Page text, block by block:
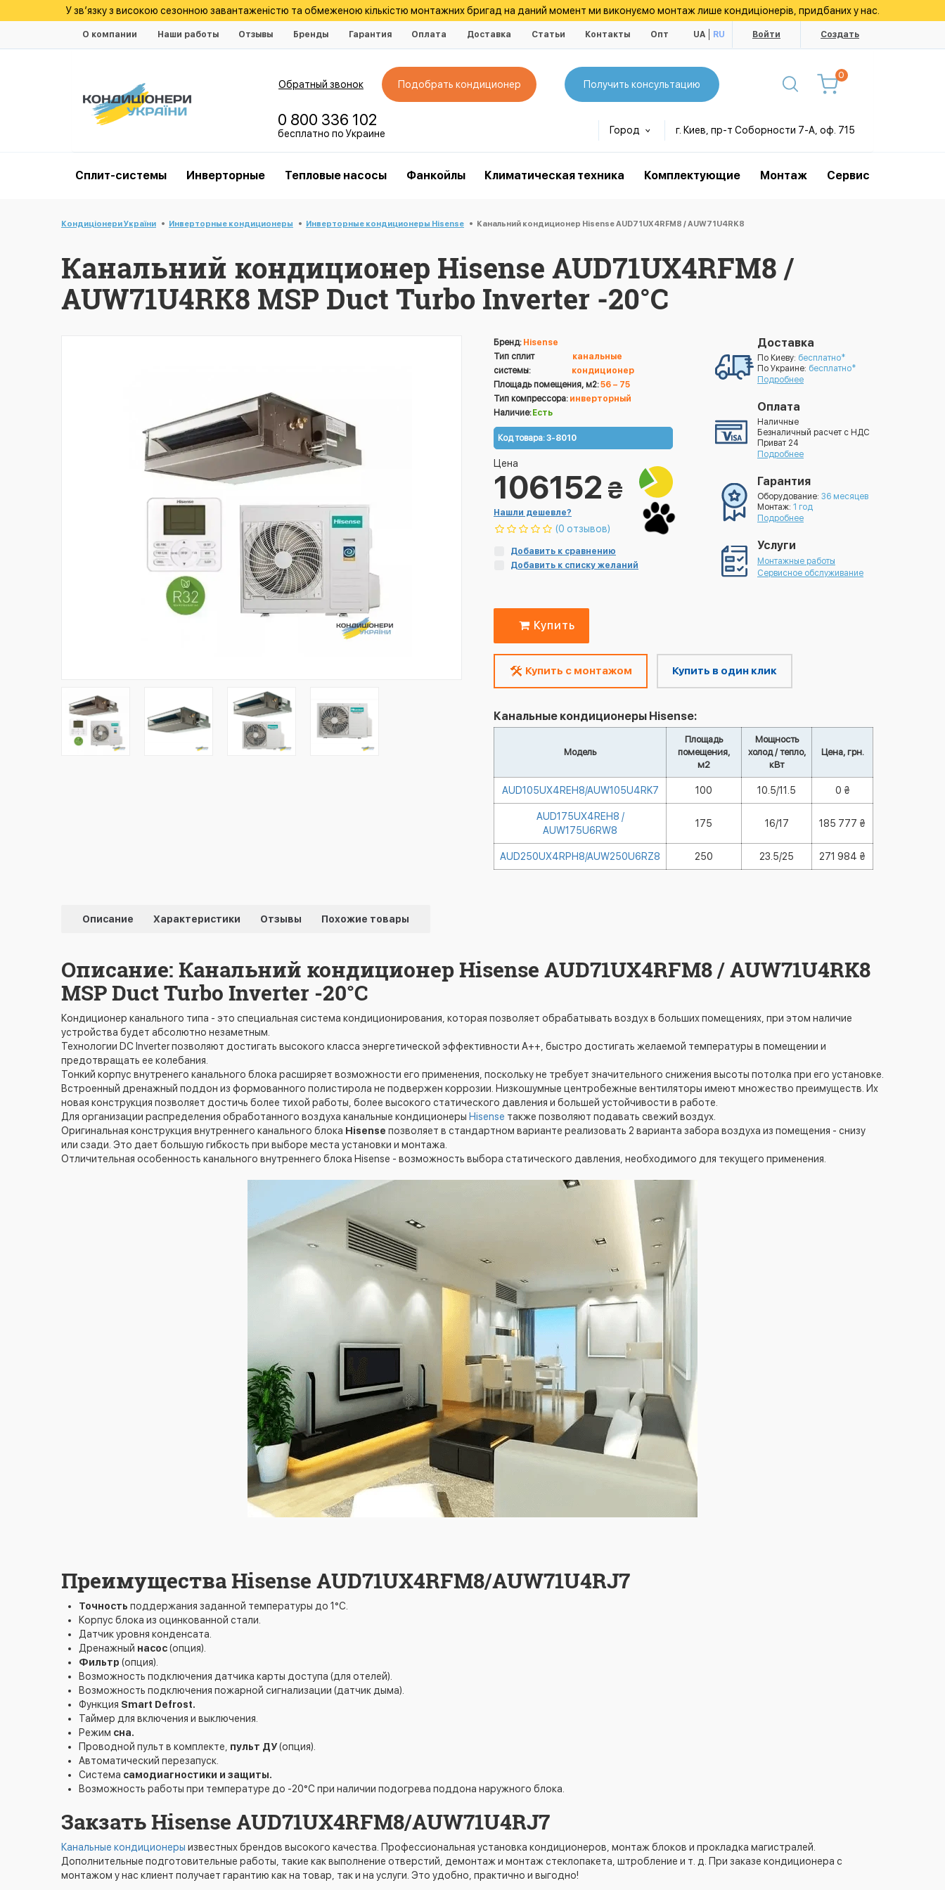
У зв’язку з високою сезонною завантаженістю та обмеженою кількістю монтажних бригад на даний момент ми виконуємо монтаж лише кондиціонерів, придбаних у нас.
О компании Наши работы Отзывы Бренды Гарантия Оплата Доставка Статьи Контакты Опт UA RU Войти Создать
Обратный звонок Подобрать кондиционер Получить консультацию
0
0 800 336 102
бесплатно по Украине Город г. Киев, пр-т Соборности 7-А, оф. 715
Cплит-системы Инверторные Тепловые насосы Фанкойлы Климатическая техника Комплектующие Монтаж Сервис
Кондиціонери України Инверторные кондиционеры Инверторные кондиционеры Hisense Канальний кондиционер Hisense AUD71UX4RFM8 / AUW71U4RK8
Канальний кондиционер Hisense AUD71UX4RFM8 /
AUW71U4RK8 MSP Duct Turbo Inverter -20°С
Бренд: Hisense
Тип сплит
системы:
канальные
кондиционер
Площадь помещения, м2:56 – 75
Тип компрессора: инверторный
Наличие: Есть
Код товара:3-8010
Цена
106152 ₴
Нашли дешевле?
(0 отзывов)
Добавить к сравнению
Добавить к списку желаний
Доставка
По Киеву: бесплатно*
По Украине: бесплатно*
Подробнее
Оплата
Наличные
Безналичный расчет с НДС
Приват 24
Подробнее
Гарантия
Оборудование: 36 месяцев
Монтаж: 1 год
Подробнее
Услуги
Монтажные работы
Сервисное обслуживание
Купить
Купить с монтажом Купить в один клик
Канальные кондиционеры Hisense:
Модель
Площадь
помещения,
м2
Мощность
холод / тепло,
кВт
Цена, грн.
AUD105UX4REH8/AUW105U4RK7 100 10.5/11.5 0 ₴
AUD175UX4REH8 /
AUW175U6RW8
175 16/17 185 777 ₴
AUD250UX4RPH8/AUW250U6RZ8 250 23.5/25 271 984 ₴
Описание Характеристики Отзывы Похожие товары
Описание: Канальний кондиционер Hisense AUD71UX4RFM8 / AUW71U4RK8
MSP Duct Turbo Inverter -20°С
Кондиционер канального типа - это специальная система кондиционирования, которая позволяет обрабатывать воздух в больших помещениях, при этом наличие
устройства будет абсолютно незаметным.
Технологии DC Inverter позволяют достигать высокого класса энергетической эффективности А++, быстро достигать желаемой температуры в помещении и
предотвращать ее колебания.
Тонкий корпус внутренего канального блока расширяет возможности его применения, поскольку не требует значительного снижения высоты потолка при его установке.
Встроенный дренажный поддон из формованного полистирола не подвержен коррозии. Низкошумные центробежные вентиляторы имеют множество преимуществ. Их
новая конструкция позволяет достичь более тихой работы, более высокого статического давления и большей устойчивости в работе.
Для организации распределения обработанного воздуха канальные кондиционеры Hisense также позволяют подавать свежий воздух.
Оригинальная конструкция внутреннего канального блока Hisense позволяет в стандартном варианте реализовать 2 варианта забора воздуха из помещения - снизу
или сзади. Это дает большую гибкость при выборе места установки и монтажа.
Отличительная особенность канального внутреннего блока Hisense - возможность выбора статического давления, необходимого для текущего применения.
Преимущества Hisense AUD71UX4RFM8/AUW71U4RJ7
Точность поддержания заданной температуры до 1°С.
Корпус блока из оцинкованной стали.
Датчик уровня конденсата.
Дренажный насос(опция).
Фильтр (опция).
Возможность подключения датчика карты доступа (для отелей).
Возможность подключения пожарной сигнализации (датчик дыма).
Функция Smart Defrost.
Таймер для включения и выключения.
Режим сна.
Проводной пульт в комплекте, пульт ДУ(опция).
Автоматический перезапуск.
Система самодиагностики и защиты.
Возможность работы при температуре до -20°C при наличии подогрева поддона наружного блока.
Закзать Hisense AUD71UX4RFM8/AUW71U4RJ7
Канальные кондиционеры известных брендов высокого качества. Профессиональная установка кондиционеров, монтаж блоков и прокладка магистралей.
Дополнительные подготовительные работы, такие как выполнение отверстий, демонтаж и монтаж стеклопакета, штробление и т. д. При заказе кондиционера с
монтажом у нас клиент получает гарантию как на товар, так и на услуги. Это удобно, практично и выгодно!